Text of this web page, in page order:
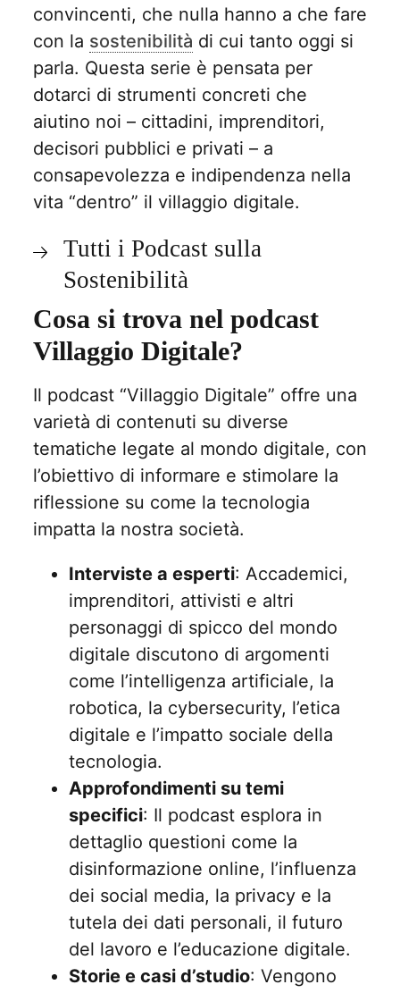
convincenti, che nulla hanno a che fare
con la sostenibilità di cui tanto oggi si
parla. Questa serie è pensata per
dotarci di strumenti concreti che
aiutino noi – cittadini, imprenditori,
decisori pubblici e privati – a
consapevolezza e indipendenza nella
vita “dentro” il villaggio digitale.
Tutti i Podcast sulla
Sostenibilità
Cosa si trova nel podcast
Villaggio Digitale?
Il podcast “Villaggio Digitale” offre una
varietà di contenuti su diverse
tematiche legate al mondo digitale, con
l’obiettivo di informare e stimolare la
riflessione su come la tecnologia
impatta la nostra società.
Interviste a esperti: Accademici,
imprenditori, attivisti e altri
personaggi di spicco del mondo
digitale discutono di argomenti
come l’intelligenza artificiale, la
robotica, la cybersecurity, l’etica
digitale e l’impatto sociale della
tecnologia.
Approfondimenti su temi
specifici: Il podcast esplora in
dettaglio questioni come la
disinformazione online, l’influenza
dei social media, la privacy e la
tutela dei dati personali, il futuro
del lavoro e l’educazione digitale.
Storie e casi d’studio: Vengono